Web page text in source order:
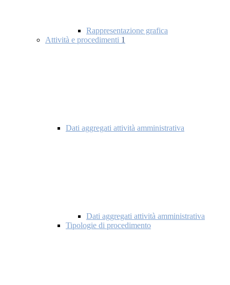
Rappresentazione grafica
Attività e procedimenti 1
Dati aggregati attività amministrativa
Dati aggregati attività amministrativa
Tipologie di procedimento